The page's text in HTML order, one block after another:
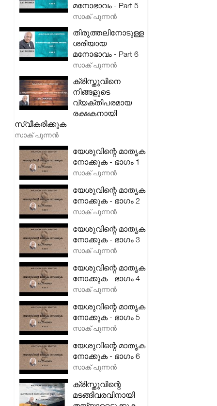
മനോഭാവം - Part 5
സാക് പുന്നൻ
തിരുത്തലിനോടുള്ള
ശരിയായ
മനോഭാവം - Part 6
സാക് പുന്നൻ
ക്രിസ്തുവിനെ
നിങ്ങളുടെ
വ്യക്തിപരമായ
രക്ഷകനായി
സ്വീകരിക്കുക
സാക് പുന്നൻ
യേശുവിന്റെ മാതൃക
നോക്കുക - ഭാഗം 1
സാക് പുന്നൻ
യേശുവിന്റെ മാതൃക
നോക്കുക - ഭാഗം 2
സാക് പുന്നൻ
യേശുവിന്റെ മാതൃക
നോക്കുക - ഭാഗം 3
സാക് പുന്നൻ
യേശുവിന്റെ മാതൃക
നോക്കുക - ഭാഗം 4
സാക് പുന്നൻ
യേശുവിന്റെ മാതൃക
നോക്കുക - ഭാഗം 5
സാക് പുന്നൻ
യേശുവിന്റെ മാതൃക
നോക്കുക - ഭാഗം 6
സാക് പുന്നൻ
ക്രിസ്തുവിന്റെ
മടങ്ങിവരവിനായി